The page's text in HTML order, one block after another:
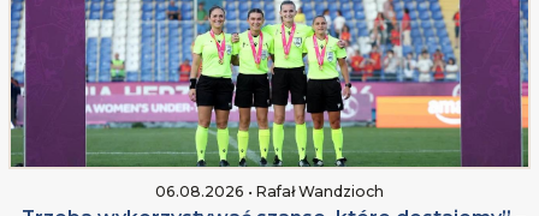
06.08.2026 • Rafał Wandzioch